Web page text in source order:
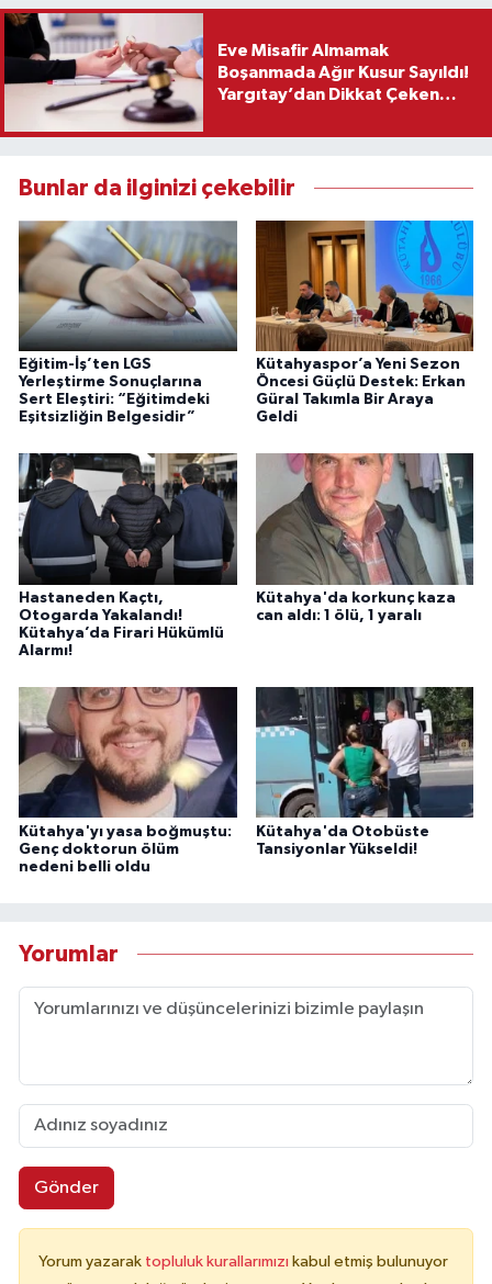
Eve Misafir Almamak
Boşanmada Ağır Kusur Sayıldı!
Yargıtay’dan Dikkat Çeken
Bunlar da ilginizi çekebilir
Eğitim-İş’ten LGS
Yerleştirme Sonuçlarına
Sert Eleştiri: “Eğitimdeki
Eşitsizliğin Belgesidir”
Kütahyaspor’a Yeni Sezon
Öncesi Güçlü Destek: Erkan
Güral Takımla Bir Araya
Geldi
Hastaneden Kaçtı,
Otogarda Yakalandı!
Kütahya’da Firari Hükümlü
Alarmı!
Kütahya'da korkunç kaza
can aldı: 1 ölü, 1 yaralı
Kütahya'yı yasa boğmuştu:
Genç doktorun ölüm
nedeni belli oldu
Kütahya'da Otobüste
Tansiyonlar Yükseldi!
Yorumlar
Gönder
Yorum yazarak topluluk kurallarımızı kabul etmiş bulunuyor